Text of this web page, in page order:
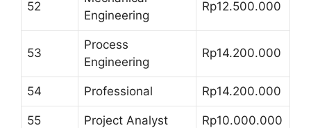
52
Engineering
Rp12.500.000
53
Process
Engineering
Rp14.200.000
54 Professional Rp14.200.000
55 Project Analyst Rp10.000.000